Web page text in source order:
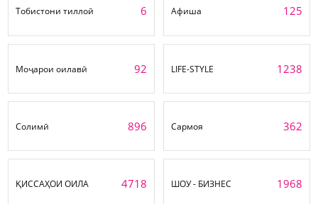
Тобистони тиллоӣ 6 Афиша 125
Моҷарои оилавӣ 92 LIFE-STYLE 1238
Солимӣ 896 Сармоя 362
ҚИССАҲОИ ОИЛА 4718 ШОУ - БИЗНЕС 1968